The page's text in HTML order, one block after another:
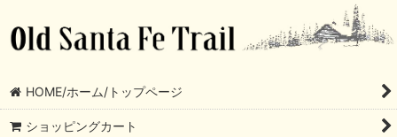
HOME/ホーム/トップページ
ショッピングカート